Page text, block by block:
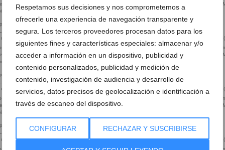
Respetamos sus decisiones y nos comprometemos a
ofrecerle una experiencia de navegación transparente y
segura. Los terceros proveedores procesan datos para los
siguientes fines y características especiales: almacenar y/o
acceder a información en un dispositivo, publicidad y
contenido personalizados, publicidad y medición de
contenido, investigación de audiencia y desarrollo de
servicios, datos precisos de geolocalización e identificación a
través de escaneo del dispositivo.
CONFIGURAR RECHAZAR Y SUSCRIBIRSE
en el Museu
(22)
Mengual y Nina Llorens en el Museu
Soler Blasco de Xàbia (23)
Mengual y Nina Llorens en el
Soler Blasco de Xàbia (24)
de Imma
en el Museu
(26)
Exposición ‘Scrapology’ de Imma
Mengual y Nina Llorens en el Museu
Exposición ‘Scrapology’ de
Mengual y Nina Llorens en el
de Imma
en el Museu
(30)
Mengual y Nina Llorens en el Museu
Exposición ‘Scrapology’ de
Mengual y Nina Llorens en el
de Imma
Exposición ‘Scrapology’ de Imma
Exposición ‘Scrapology’ de